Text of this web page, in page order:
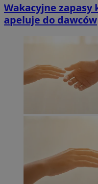
Wakacyjne zapasy
apeluje do dawców